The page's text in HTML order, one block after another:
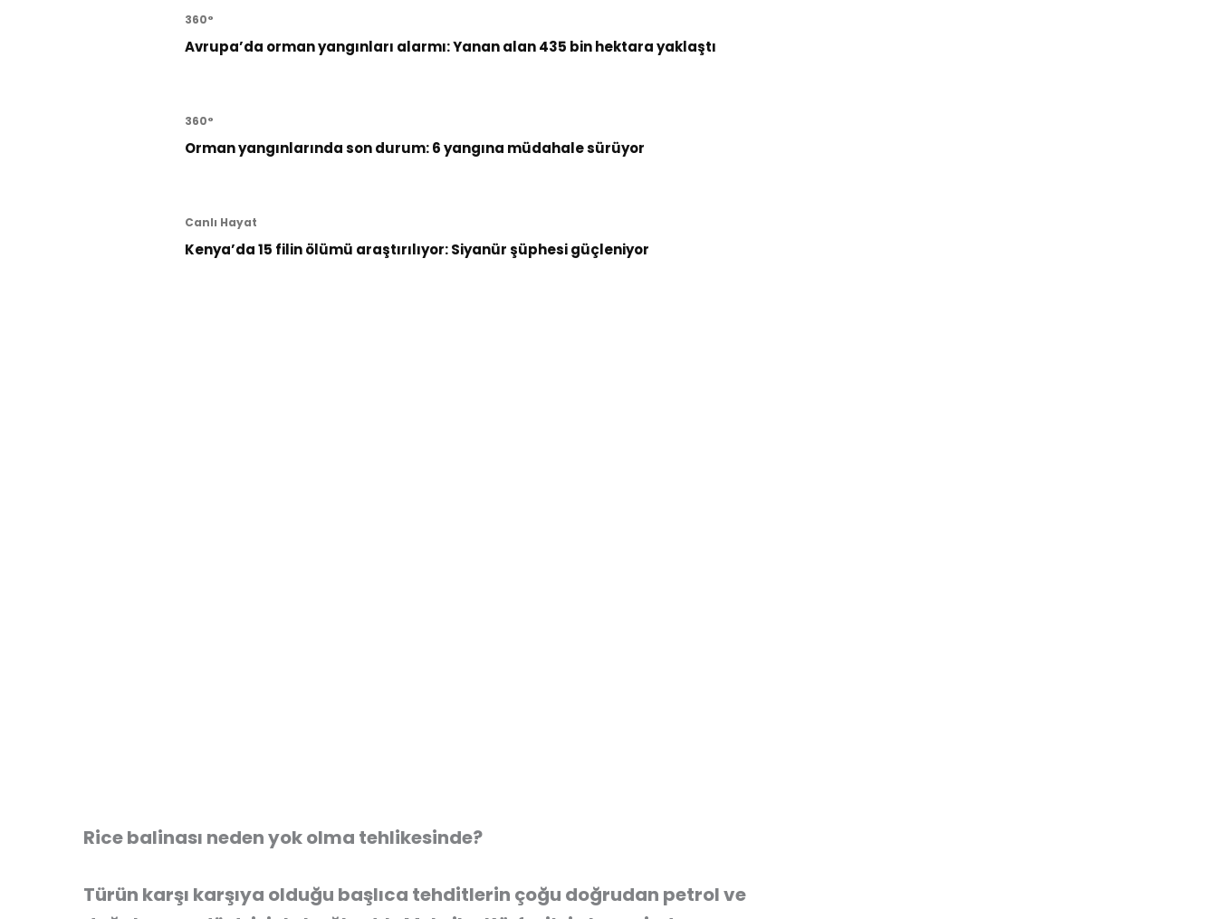
360°
Avrupa’da orman yangınları alarmı: Yanan alan 435 bin hektara yaklaştı
360°
Orman yangınlarında son durum: 6 yangına müdahale sürüyor
Canlı Hayat
Kenya’da 15 filin ölümü araştırılıyor: Siyanür şüphesi güçleniyor
Rice balinası neden yok olma tehlikesinde?
Türün karşı karşıya olduğu başlıca tehditlerin çoğu doğrudan petrol ve